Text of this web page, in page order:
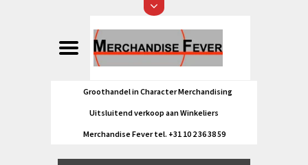
Groothandel in Character Merchandising
Uitsluitend verkoop aan Winkeliers
Merchandise Fever tel. +31 10 2 36 38 59